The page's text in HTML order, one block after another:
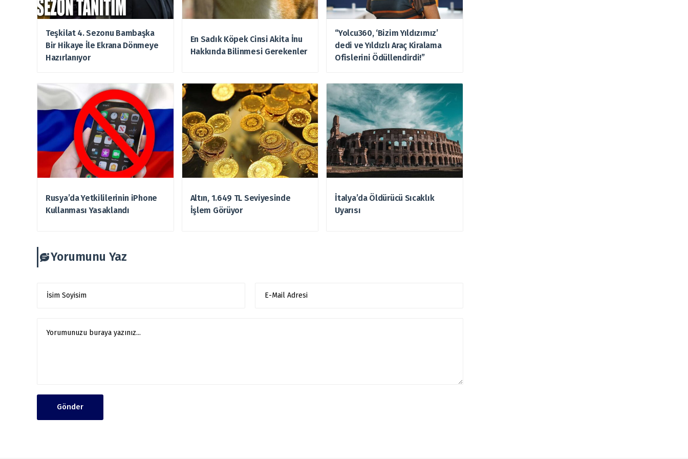
Teşkilat 4. Sezonu Bambaşka
Bir Hikaye İle Ekrana Dönmeye
Hazırlanıyor
En Sadık Köpek Cinsi Akita İnu
Hakkında Bilinmesi Gerekenler
“Yolcu360, ‘Bizim Yıldızımız’
dedi ve Yıldızlı Araç Kiralama
Ofislerini Ödüllendirdi!”
Rusya’da Yetkililerinin iPhone
Kullanması Yasaklandı
Altın, 1.649 TL Seviyesinde
İşlem Görüyor
İtalya’da Öldürücü Sıcaklık
Uyarısı
Yorumunu Yaz
Gönder